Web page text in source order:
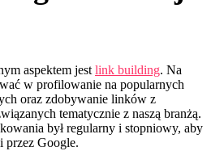
aspektem jest link building. Na
w profilowanie na popularnych
oraz zdobywanie linków z
tematycznie z naszą branżą.
był regularny i stopniowy, aby
przez Google.